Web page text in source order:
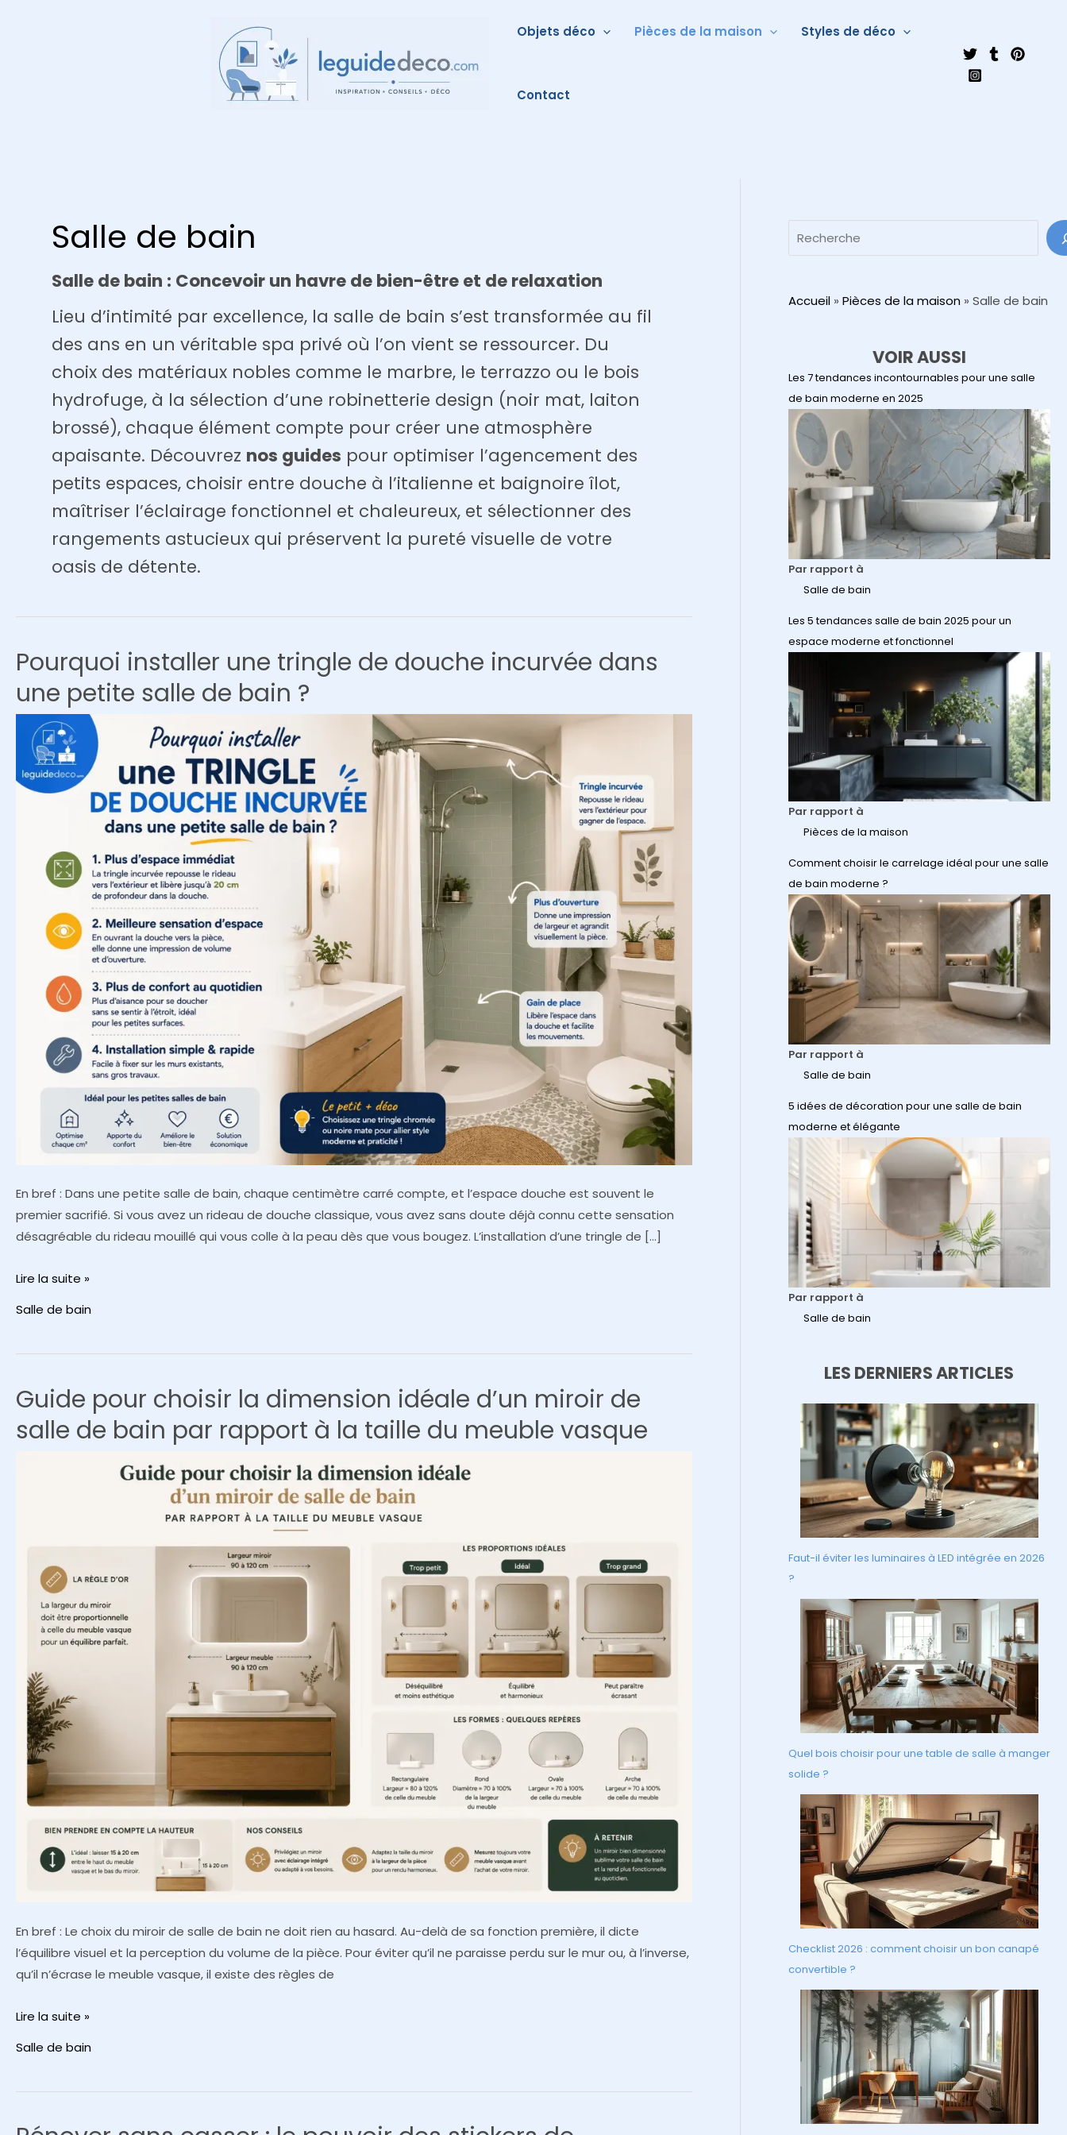
Objets déco Pièces de la maison Styles de déco
Contact
Salle de bain
Salle de bain : Concevoir un havre de bien-être et de relaxation
Lieu d’intimité par excellence, la salle de bain s’est transformée au fil
des ans en un véritable spa privé où l’on vient se ressourcer. Du
choix des matériaux nobles comme le marbre, le terrazzo ou le bois
hydrofuge, à la sélection d’une robinetterie design (noir mat, laiton
brossé), chaque élément compte pour créer une atmosphère
apaisante. Découvrez nos guides pour optimiser l’agencement des
petits espaces, choisir entre douche à l’italienne et baignoire îlot,
maîtriser l’éclairage fonctionnel et chaleureux, et sélectionner des
rangements astucieux qui préservent la pureté visuelle de votre
oasis de détente.
Pourquoi installer une tringle de douche incurvée dans
une petite salle de bain ?
En bref : Dans une petite salle de bain, chaque centimètre carré compte, et l’espace douche est souvent le
premier sacrifié. Si vous avez un rideau de douche classique, vous avez sans doute déjà connu cette sensation
désagréable du rideau mouillé qui vous colle à la peau dès que vous bougez. L’installation d’une tringle de […]
Pourquoi
douche
incurvée
dans
Lire la suite »
Salle de bain
Guide pour choisir la dimension idéale d’un miroir de
salle de bain par rapport à la taille du meuble vasque
En bref : Le choix du miroir de salle de bain ne doit rien au hasard. Au-delà de sa fonction première, il dicte
l’équilibre visuel et la perception du volume de la pièce. Pour éviter qu’il ne paraisse perdu sur le mur ou, à l’inverse,
qu’il n’écrase le meuble vasque, il existe des règles de
Guide
idéale
Lire la suite »
Salle de bain
Accueil » Pièces de la maison » Salle de bain
VOIR AUSSI
Les 7 tendances incontournables pour une salle
de bain moderne en 2025
Par rapport à
Salle de bain
Les 5 tendances salle de bain 2025 pour un
espace moderne et fonctionnel
Par rapport à
Pièces de la maison
Comment choisir le carrelage idéal pour une salle
de bain moderne ?
Par rapport à
Salle de bain
5 idées de décoration pour une salle de bain
moderne et élégante
Par rapport à
Salle de bain
LES DERNIERS ARTICLES
Faut-il éviter les luminaires à LED intégrée en 2026
?
Quel bois choisir pour une table de salle à manger
solide ?
Checklist 2026 : comment choisir un bon canapé
convertible ?